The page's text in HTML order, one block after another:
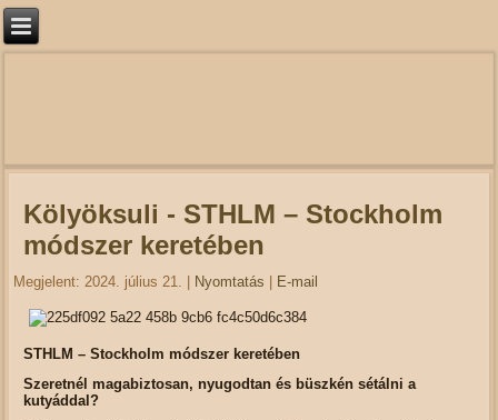
Kölyöksuli - STHLM – Stockholm
módszer keretében
Megjelent: 2024. július 21. Nyomtatás E-mail
STHLM – Stockholm módszer keretében
Szeretnél magabiztosan, nyugodtan és büszkén sétálni a
kutyáddal?